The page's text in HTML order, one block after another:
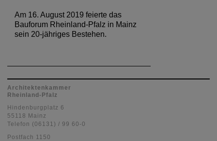
Am 16. August 2019 feierte das
Bauforum Rheinland-Pfalz in Mainz
sein 20-jähriges Bestehen.
Architektenkammer
Rheinland-Pfalz
Hindenburgplatz 6
55118 Mainz
Telefon (06131) / 99 60-0
Postfach 1150